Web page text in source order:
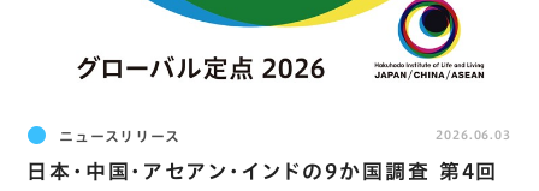
ニュースリリース
日本･中国･アセアン･インドの9か国調査 第4回
2026.06.03